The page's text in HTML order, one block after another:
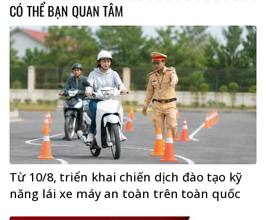
CÓ THỂ BẠN QUAN TÂM
Từ 10/8, triển khai chiến dịch đào tạo kỹ
năng lái xe máy an toàn trên toàn quốc